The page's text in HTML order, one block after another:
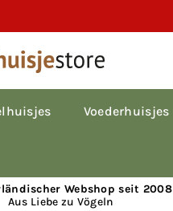
Voederhuisjes
Webshop seit 2008
Aus Liebe zu Vögeln